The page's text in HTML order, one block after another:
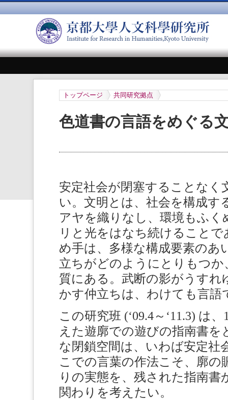
トップページ 共同研究拠点
色道書の言語をめぐる
安定社会が閉塞することなく
い。文明とは、社会を構成す
アヤを織りなし、環境もふく
リと光をはなち続けることで
め手は、多様な構成要素のあ
立ちがどのようにとりもつか
質にある。武断の影がうすれ
かす仲立ちは、わけても言語
この研究班 (‘09.4～‘11.3) は
えた遊廓での遊びの指南書
な閉鎖空間は、いわば安定社
こでの言葉の作法こそ、廓
りの実態を、残された指南
関わりを考えたい。